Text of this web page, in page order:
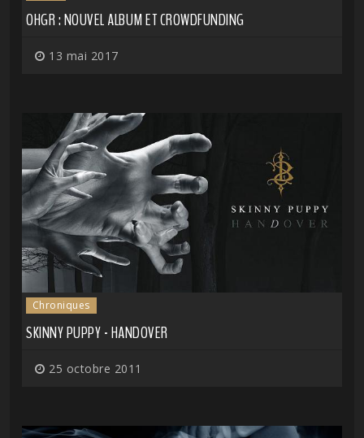
OHGR : NOUVEL ALBUM ET CROWDFUNDING
13 mai 2017
Chroniques
SKINNY PUPPY - HANDOVER
25 octobre 2011